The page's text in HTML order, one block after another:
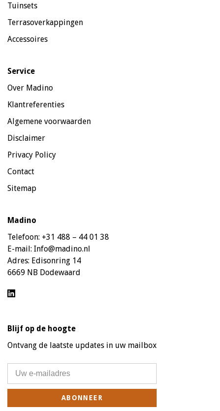
Tuinsets
Terrasoverkappingen
Accessoires
Service
Over Madino
Klantreferenties
Algemene voorwaarden
Disclaimer
Privacy Policy
Contact
Sitemap
Madino
Telefoon: +31 488 – 44 01 38
E-mail: Info@madino.nl
Adres: Edisonring 14
6669 NB Dodewaard
Blijf op de hoogte
Ontvang de laatste updates in uw mailbox
ABONNEER